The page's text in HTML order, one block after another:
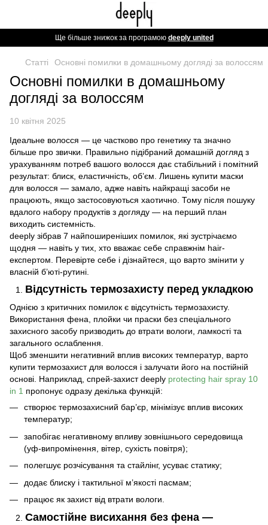
Ще більше знижок за програмою deeply united
Статті Основні помилки в домашньому догляді за волоссям
Основні помилки в домашньому
догляді за волоссям
10 квітня 2025
Ідеальне волосся — це частково про генетику та значно
більше про звички. Правильно підібраний домашній догляд з
урахуванням потреб вашого волосся дає стабільний і помітний
результат: блиск, еластичність, об’єм. Лишень купити маски
для волосся — замало, адже навіть найкращі засоби не
працюють, якщо застосовуються хаотично. Тому після пошуку
вдалого набору продуктів з догляду — на перший план
виходить системність.
deeply зібрав 7 найпоширеніших помилок, які зустрічаємо
щодня — навіть у тих, хто вважає себе справжнім hair-
експертом. Перевірте себе і дізнайтеся, що варто змінити у
власній б’юті-рутині.
Відсутність термозахисту перед укладкою
Однією з критичних помилок є відсутність термозахисту.
Використання фена, плойки чи праски без спеціального
захисного засобу призводить до втрати вологи, ламкості та
загального ослаблення.
Щоб зменшити негативний вплив високих температур, варто
купити термозахист для волосся і залучати його на постійній
основі. Наприклад, спрей-захист deeply protecting hair spray 10
in 1 пропонує одразу декілька функцій:
створює термозахисний бар’єр, мінімізує вплив високих
температур;
запобігає негативному впливу зовнішнього середовища
(уф-випромінення, вітер, сухість повітря);
полегшує розчісування та стайлінг, усуває статику;
додає блиску і тактильної м’якості пасмам;
працює як захист від втрати вологи.
Самостійне висихання без фена —